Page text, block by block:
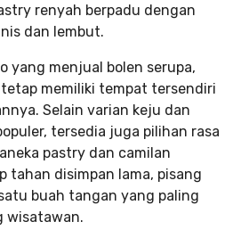
renyah berpadu dengan
dan lembut.
yang menjual bolen serupa,
memiliki tempat tersendiri
Selain varian keju dan
tersedia juga pilihan rasa
pastry dan camilan
tahan disimpan lama, pisang
buah tangan yang paling
wisatawan.